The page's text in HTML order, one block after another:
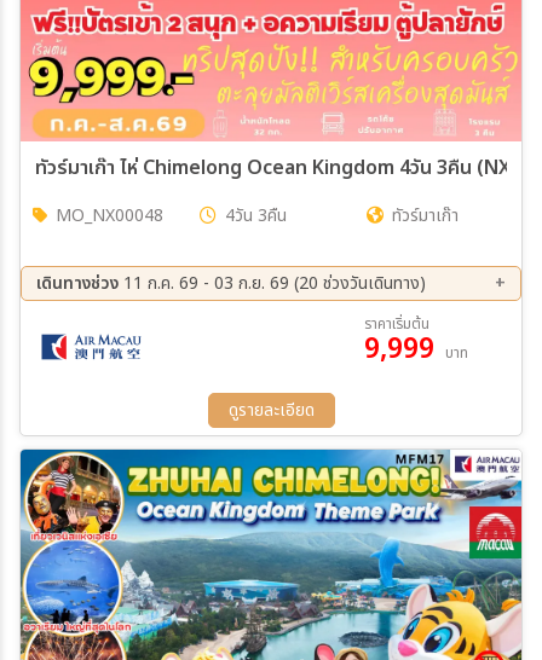
ทัวร์มาเก๊า ไห่ Chimelong Ocean Kingdom 4วัน 3คืน (NX)
MO_NX00048 4วัน 3คืน ทัวร์มาเก๊า
เดินทางช่วง 11 ก.ค. 69 - 03 ก.ย. 69 (20 ช่วงวันเดินทาง)
08 ส.ค. 69 - 11 ส.ค. 69
09 ส.ค. 69 - 12 ส.ค. 69
11 ส.ค. 69 - 14 ส.ค. 69
12 ส.ค. 69 - 15 ส.ค. 69
13 ส.ค. 69 - 16 ส.ค. 69
15 ส.ค. 69 - 18 ส.ค. 69
19 ส.ค. 69 - 22 ส.ค. 69
20 ส.ค. 69 - 23 ส.ค. 69
21 ส.ค. 69 - 24 ส.ค. 69
23 ส.ค. 69 - 26 ส.ค. 69
25 ส.ค. 69 - 28 ส.ค. 69
26 ส.ค. 69 - 29 ส.ค. 69
27 ส.ค. 69 - 30 ส.ค. 69
28 ส.ค. 69 - 31 ส.ค. 69
29 ส.ค. 69 - 01 ก.ย. 69
30 ส.ค. 69 - 02 ก.ย. 69
31 ส.ค. 69 - 03 ก.ย. 69
ราคาเริ่มต้น
9,999 บาท
ดูรายละเอียด